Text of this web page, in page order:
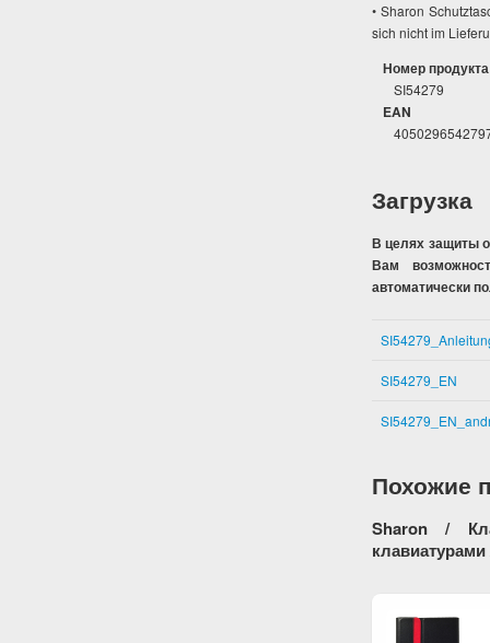
• Sharon
sich nicht im
Номер продукта
SI54279
EAN
Загрузка
В целях защиты
Вам
автоматически
SI54279_EN
Похожие
Sharon /